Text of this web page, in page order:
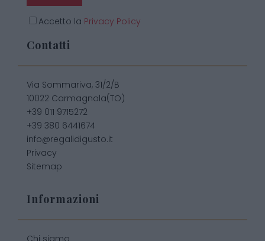
Accetto la Privacy Policy
Contatti
Via Sommariva, 31/2/B
10022 Carmagnola(TO)
+39 011 9715272
+39 380 6441674
info@regalidigusto.it
Privacy
Sitemap
Informazioni